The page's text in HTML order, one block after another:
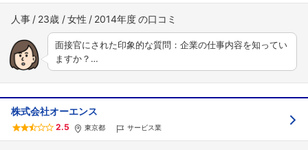
人事 23歳 女性 2014年度
面接官にされた印象的な質問：企業の仕事内容を知ってい
ますか？…
株式会社オーエンス
2.5 東京都 サービス業